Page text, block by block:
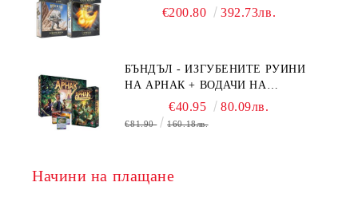
BOARD GAME EXPANSIONS -
€200.80 392.73лв.
БЪНДЪЛ - ИЗГУБЕНИТЕ РУИНИ
НА АРНАК + ВОДАЧИ НА
ЕКСПЕДИЦИИ + ПРОМО КАРТИ
БЕЗПЛАТНО
€40.95 80.09лв.
€81.90 160.18лв.
Начини на плащане